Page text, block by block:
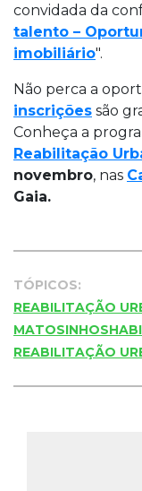
convidada da
talento –
imobiliário".
Não perca a
inscrições são
Conheça a
Reabilitação
novembro, nas
Gaia.
TÓPICOS:
REABILITAÇÃO
REABILITAÇÃO